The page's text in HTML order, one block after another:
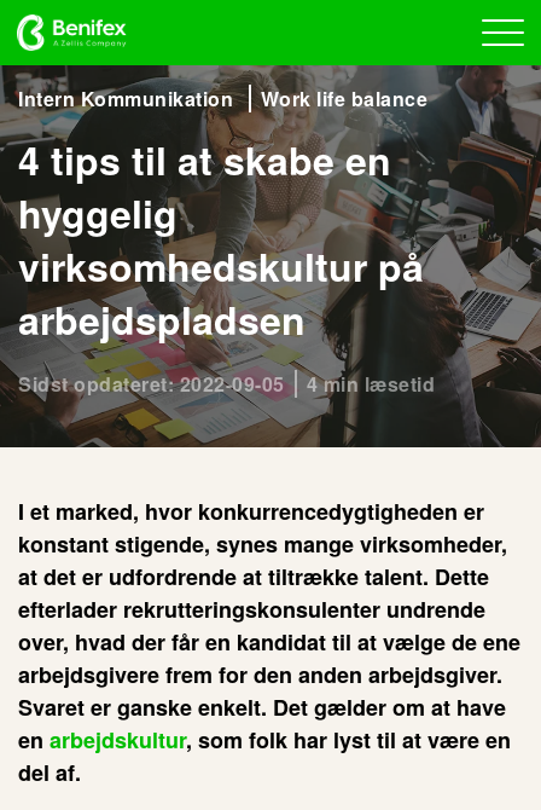
Intern Kommunikation Work life balance
4 tips til at skabe en
hyggelig
virksomhedskultur på
arbejdspladsen
Sidst opdateret: 2022-09-05 4 min læsetid
I et marked, hvor konkurrencedygtigheden er
konstant stigende, synes mange virksomheder,
at det er udfordrende at tiltrække talent. Dette
efterlader rekrutteringskonsulenter undrende
over, hvad der får en kandidat til at vælge de ene
arbejdsgivere frem for den anden arbejdsgiver.
Svaret er ganske enkelt. Det gælder om at have
en arbejdskultur, som folk har lyst til at være en
del af.